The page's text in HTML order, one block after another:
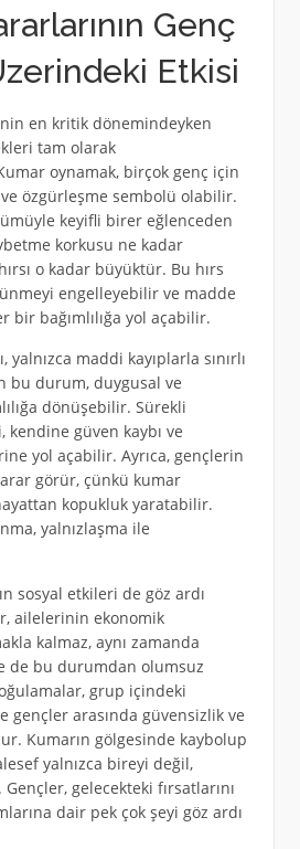
Genç
Etkisi
en kritik dönemindeyken
tam olarak
oynamak, birçok genç için
özgürleşme sembolü olabilir.
keyifli birer eğlenceden
korkusu ne kadar
o kadar büyüktür. Bu hırs
engelleyebilir ve madde
bir bağımlılığa yol açabilir.
yalnızca maddi kayıplarla sınırlı
bu durum, duygusal ve
dönüşebilir. Sürekli
kendine güven kaybı ve
yol açabilir. Ayrıca, gençlerin
görür, çünkü kumar
hayattan kopukluk yaratabilir.
yalnızlaşma ile
sosyal etkileri de göz ardı
ailelerinin ekonomik
kalmaz, aynı zamanda
de bu durumdan olumsuz
grup içindeki
gençler arasında güvensizlik ve
Kumarın gölgesinde kaybolup
yalnızca bireyi değil,
gelecekteki fırsatlarını
dair pek çok şeyi göz ardı